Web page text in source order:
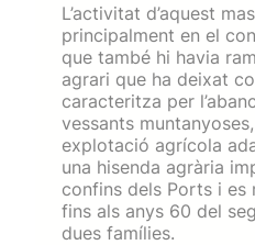
L’activitat d’aquest
principalment en el
que també hi havia
agrari que ha deixat
caracteritza per
vessants
explotació agrícola
una hisenda agrària
confins dels Ports i es
fins als anys 60 del
dues famílies.